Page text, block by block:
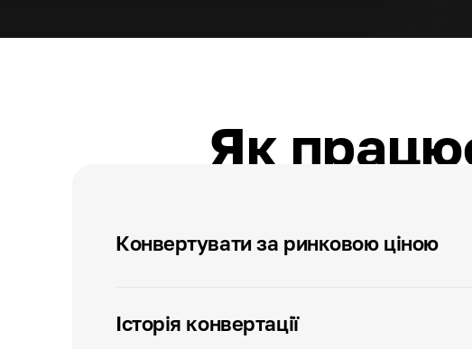
Як
Конвертувати за ринковою ціною
Історія конвертації